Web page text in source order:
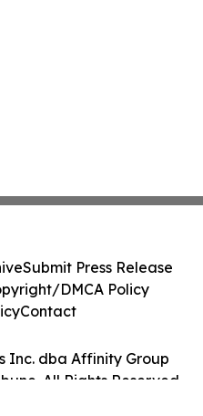
Inc. dba Affinity Group
All Rights Reserved.
Submit Press Release
DMCA Policy
Contact